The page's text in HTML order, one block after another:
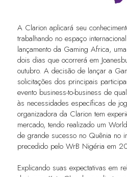
A Clarion aplicará seu
trabalhando no espaço
lançamento da Gaming Africa,
dois dias que ocorrerá em
outubro. A decisão de lançar a
solicitações dos principais
evento business-to-business de
às necessidades específicas de
organizadora da Clarion tem
mercado, tendo realizado um
de grande sucesso no Quênia no
precedido pelo WrB Nigéria em
Explicando suas expectativas em